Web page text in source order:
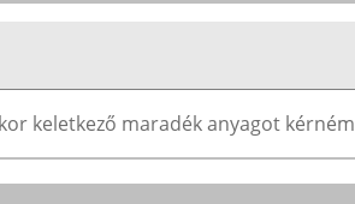
keletkező maradék anyagot